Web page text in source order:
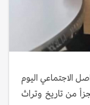
الاجتماعي اليوم
من تاريخ وتراث